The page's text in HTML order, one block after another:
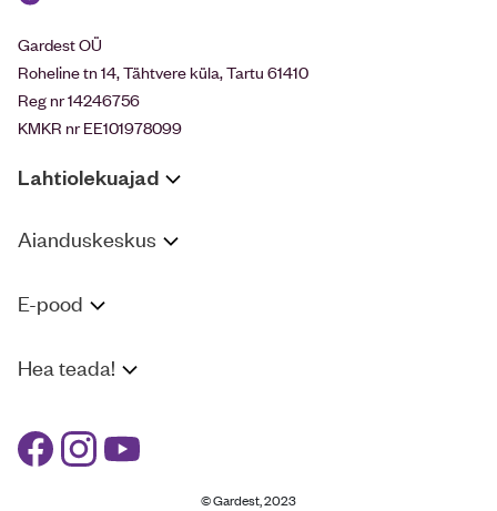
Gardest OÜ
Roheline tn 14, Tähtvere küla, Tartu 61410
Reg nr 14246756
KMKR nr EE101978099
Lahtiolekuajad
Aianduskeskus
E-pood
Hea teada!
© Gardest, 2023